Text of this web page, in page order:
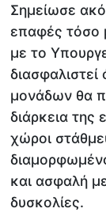
Σημείωσε
επαφές τόσο
με το
διασφαλιστεί
μονάδων θα
διάρκεια της
χώροι
και ασφαλή
δυσκολίες.